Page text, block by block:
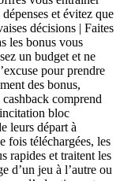
et évitez que
décisions | Faites
les bonus vous
un budget et ne
pour prendre
des bonus,
comprend
bloc
leurs départ à
fois téléchargées, les
rapides et traitent les
d’un jeu à l’autre ou